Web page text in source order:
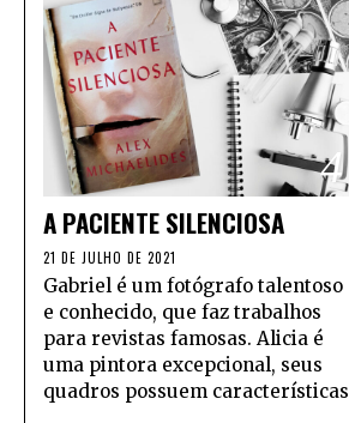
4
A PACIENTE SILENCIOSA
21 DE JULHO DE 2021
Gabriel é um fotógrafo talentoso
e conhecido, que faz trabalhos
para revistas famosas. Alicia é
uma pintora excepcional, seus
quadros possuem características